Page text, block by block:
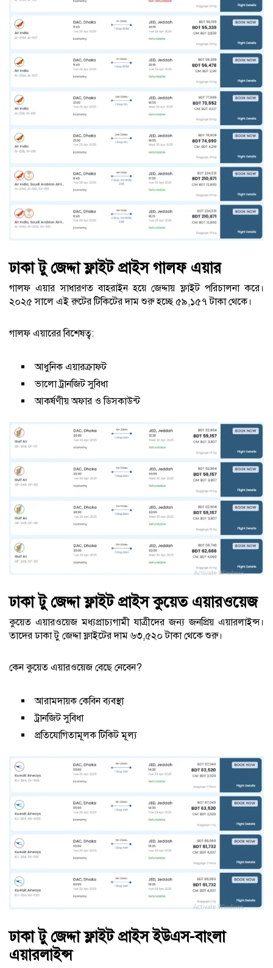
ঢাকা টু জেদ্দা ফ্লাইট প্রাইস গালফ এয়ার
গালফ এয়ার সাধারণত বাহরাইন হয়ে জেদ্দায় ফ্লাইট পরিচালনা করে।
২০২৫ সালে এই রুটের টিকিটের দাম শুরু হচ্ছে ৫৯,১৫৭ টাকা থেকে।
গালফ এয়ারের বিশেষত্ব:
আধুনিক এয়ারক্রাফট
ভালো ট্রানজিট সুবিধা
আকর্ষণীয় অফার ও ডিসকাউন্ট
ঢাকা টু জেদ্দা ফ্লাইট প্রাইস কুয়েত এয়ারওয়েজ
কুয়েত এয়ারওয়েজ মধ্যপ্রাচ্যগামী যাত্রীদের জন্য জনপ্রিয় এয়ারলাইন্স।
তাদের ঢাকা টু জেদ্দা ফ্লাইটের দাম ৬৩,৫২০ টাকা থেকে শুরু।
কেন কুয়েত এয়ারওয়েজ বেছে নেবেন?
আরামদায়ক কেবিন ব্যবস্থা
ট্রানজিট সুবিধা
প্রতিযোগিতামূলক টিকিট মূল্য
ঢাকা টু জেদ্দা ফ্লাইট প্রাইস ইউএস-বাংলা
এয়ারলাইন্স